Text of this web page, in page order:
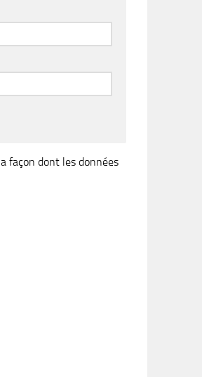
façon dont les données